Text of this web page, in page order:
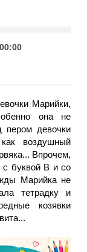
Текущее
00:00
Марийки,
она не
девочки
воздушный
Впрочем,
буквой В и со
Марийка не
тетрадку и
козявки